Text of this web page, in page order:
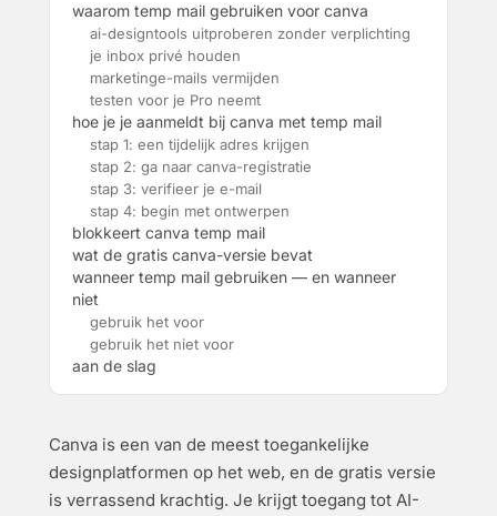
waarom temp mail gebruiken voor canva
ai-designtools uitproberen zonder verplichting
je inbox privé houden
marketinge-mails vermijden
testen voor je Pro neemt
hoe je je aanmeldt bij canva met temp mail
stap 1: een tijdelijk adres krijgen
stap 2: ga naar canva-registratie
stap 3: verifieer je e-mail
stap 4: begin met ontwerpen
blokkeert canva temp mail
wat de gratis canva-versie bevat
wanneer temp mail gebruiken — en wanneer
niet
gebruik het voor
gebruik het niet voor
aan de slag
Canva is een van de meest toegankelijke
designplatformen op het web, en de gratis versie
is verrassend krachtig. Je krijgt toegang tot AI-